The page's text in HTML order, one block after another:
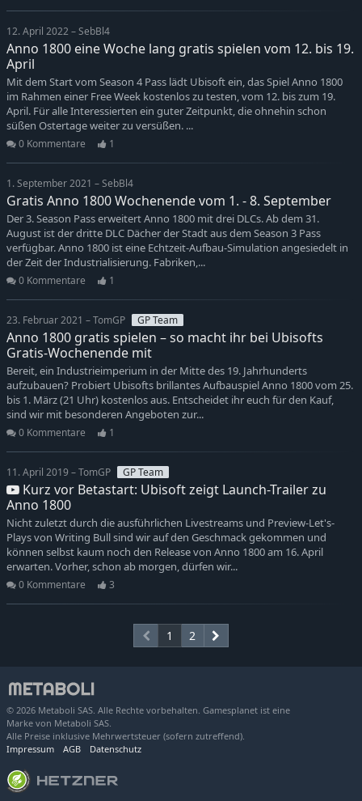
12. April 2022 – SebBl4
Anno 1800 eine Woche lang gratis spielen vom 12. bis 19.
April
Mit dem Start vom Season 4 Pass lädt Ubisoft ein, das Spiel Anno 1800
im Rahmen einer Free Week kostenlos zu testen, vom 12. bis zum 19.
April. Für alle Interessierten ein guter Zeitpunkt, die ohnehin schon
süßen Ostertage weiter zu versüßen. ...
0 Kommentare 1
1. September 2021 – SebBl4
Gratis Anno 1800 Wochenende vom 1. - 8. September
Der 3. Season Pass erweitert Anno 1800 mit drei DLCs. Ab dem 31.
August ist der dritte DLC Dächer der Stadt aus dem Season 3 Pass
verfügbar. Anno 1800 ist eine Echtzeit-Aufbau-Simulation angesiedelt in
der Zeit der Industrialisierung. Fabriken,...
0 Kommentare 1
23. Februar 2021 – TomGP GP Team
Anno 1800 gratis spielen – so macht ihr bei Ubisofts
Gratis-Wochenende mit
Bereit, ein Industrieimperium in der Mitte des 19. Jahrhunderts
aufzubauen? Probiert Ubisofts brillantes Aufbauspiel Anno 1800 vom 25.
bis 1. März (21 Uhr) kostenlos aus. Entscheidet ihr euch für den Kauf,
sind wir mit besonderen Angeboten zur...
0 Kommentare 1
11. April 2019 – TomGP GP Team
Kurz vor Betastart: Ubisoft zeigt Launch-Trailer zu
Anno 1800
Nicht zuletzt durch die ausführlichen Livestreams und Preview-Let's-
Plays von Writing Bull sind wir auf den Geschmack gekommen und
können selbst kaum noch den Release von Anno 1800 am 16. April
erwarten. Vorher, schon ab morgen, dürfen wir...
0 Kommentare 3
1 2
© 2026 Metaboli SAS. Alle Rechte vorbehalten. Gamesplanet ist eine
Marke von Metaboli SAS.
Alle Preise inklusive Mehrwertsteuer (sofern zutreffend).
Impressum
AGB Datenschutz